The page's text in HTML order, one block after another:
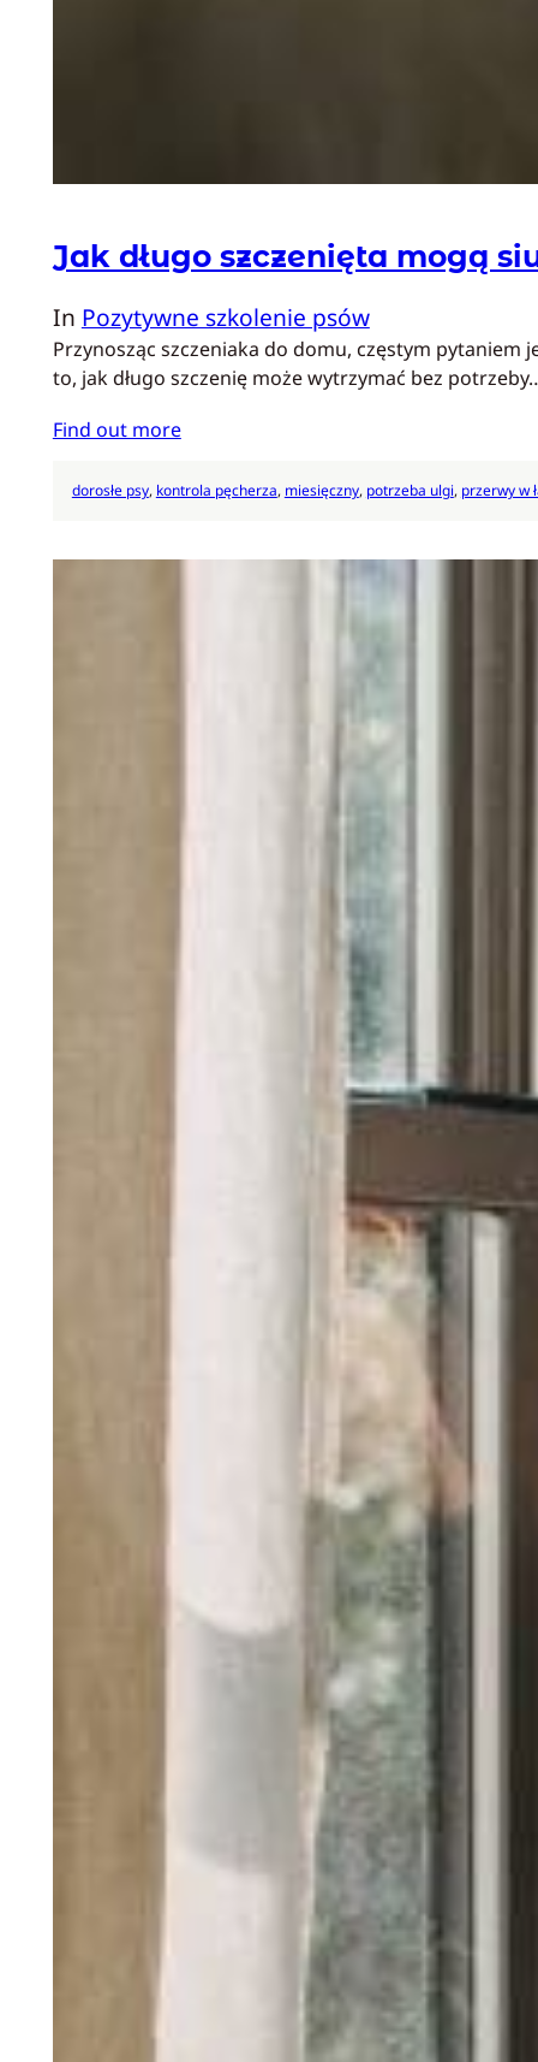
Jak długo szczenięta mogą
In Pozytywne szkolenie psów
Przynosząc szczeniaka do domu, częstym pytaniem
to, jak długo szczenię może wytrzymać bez
Find out more
dorosłe psy, kontrola pęcherza, miesięczny, potrzeba ulgi, przerwy w